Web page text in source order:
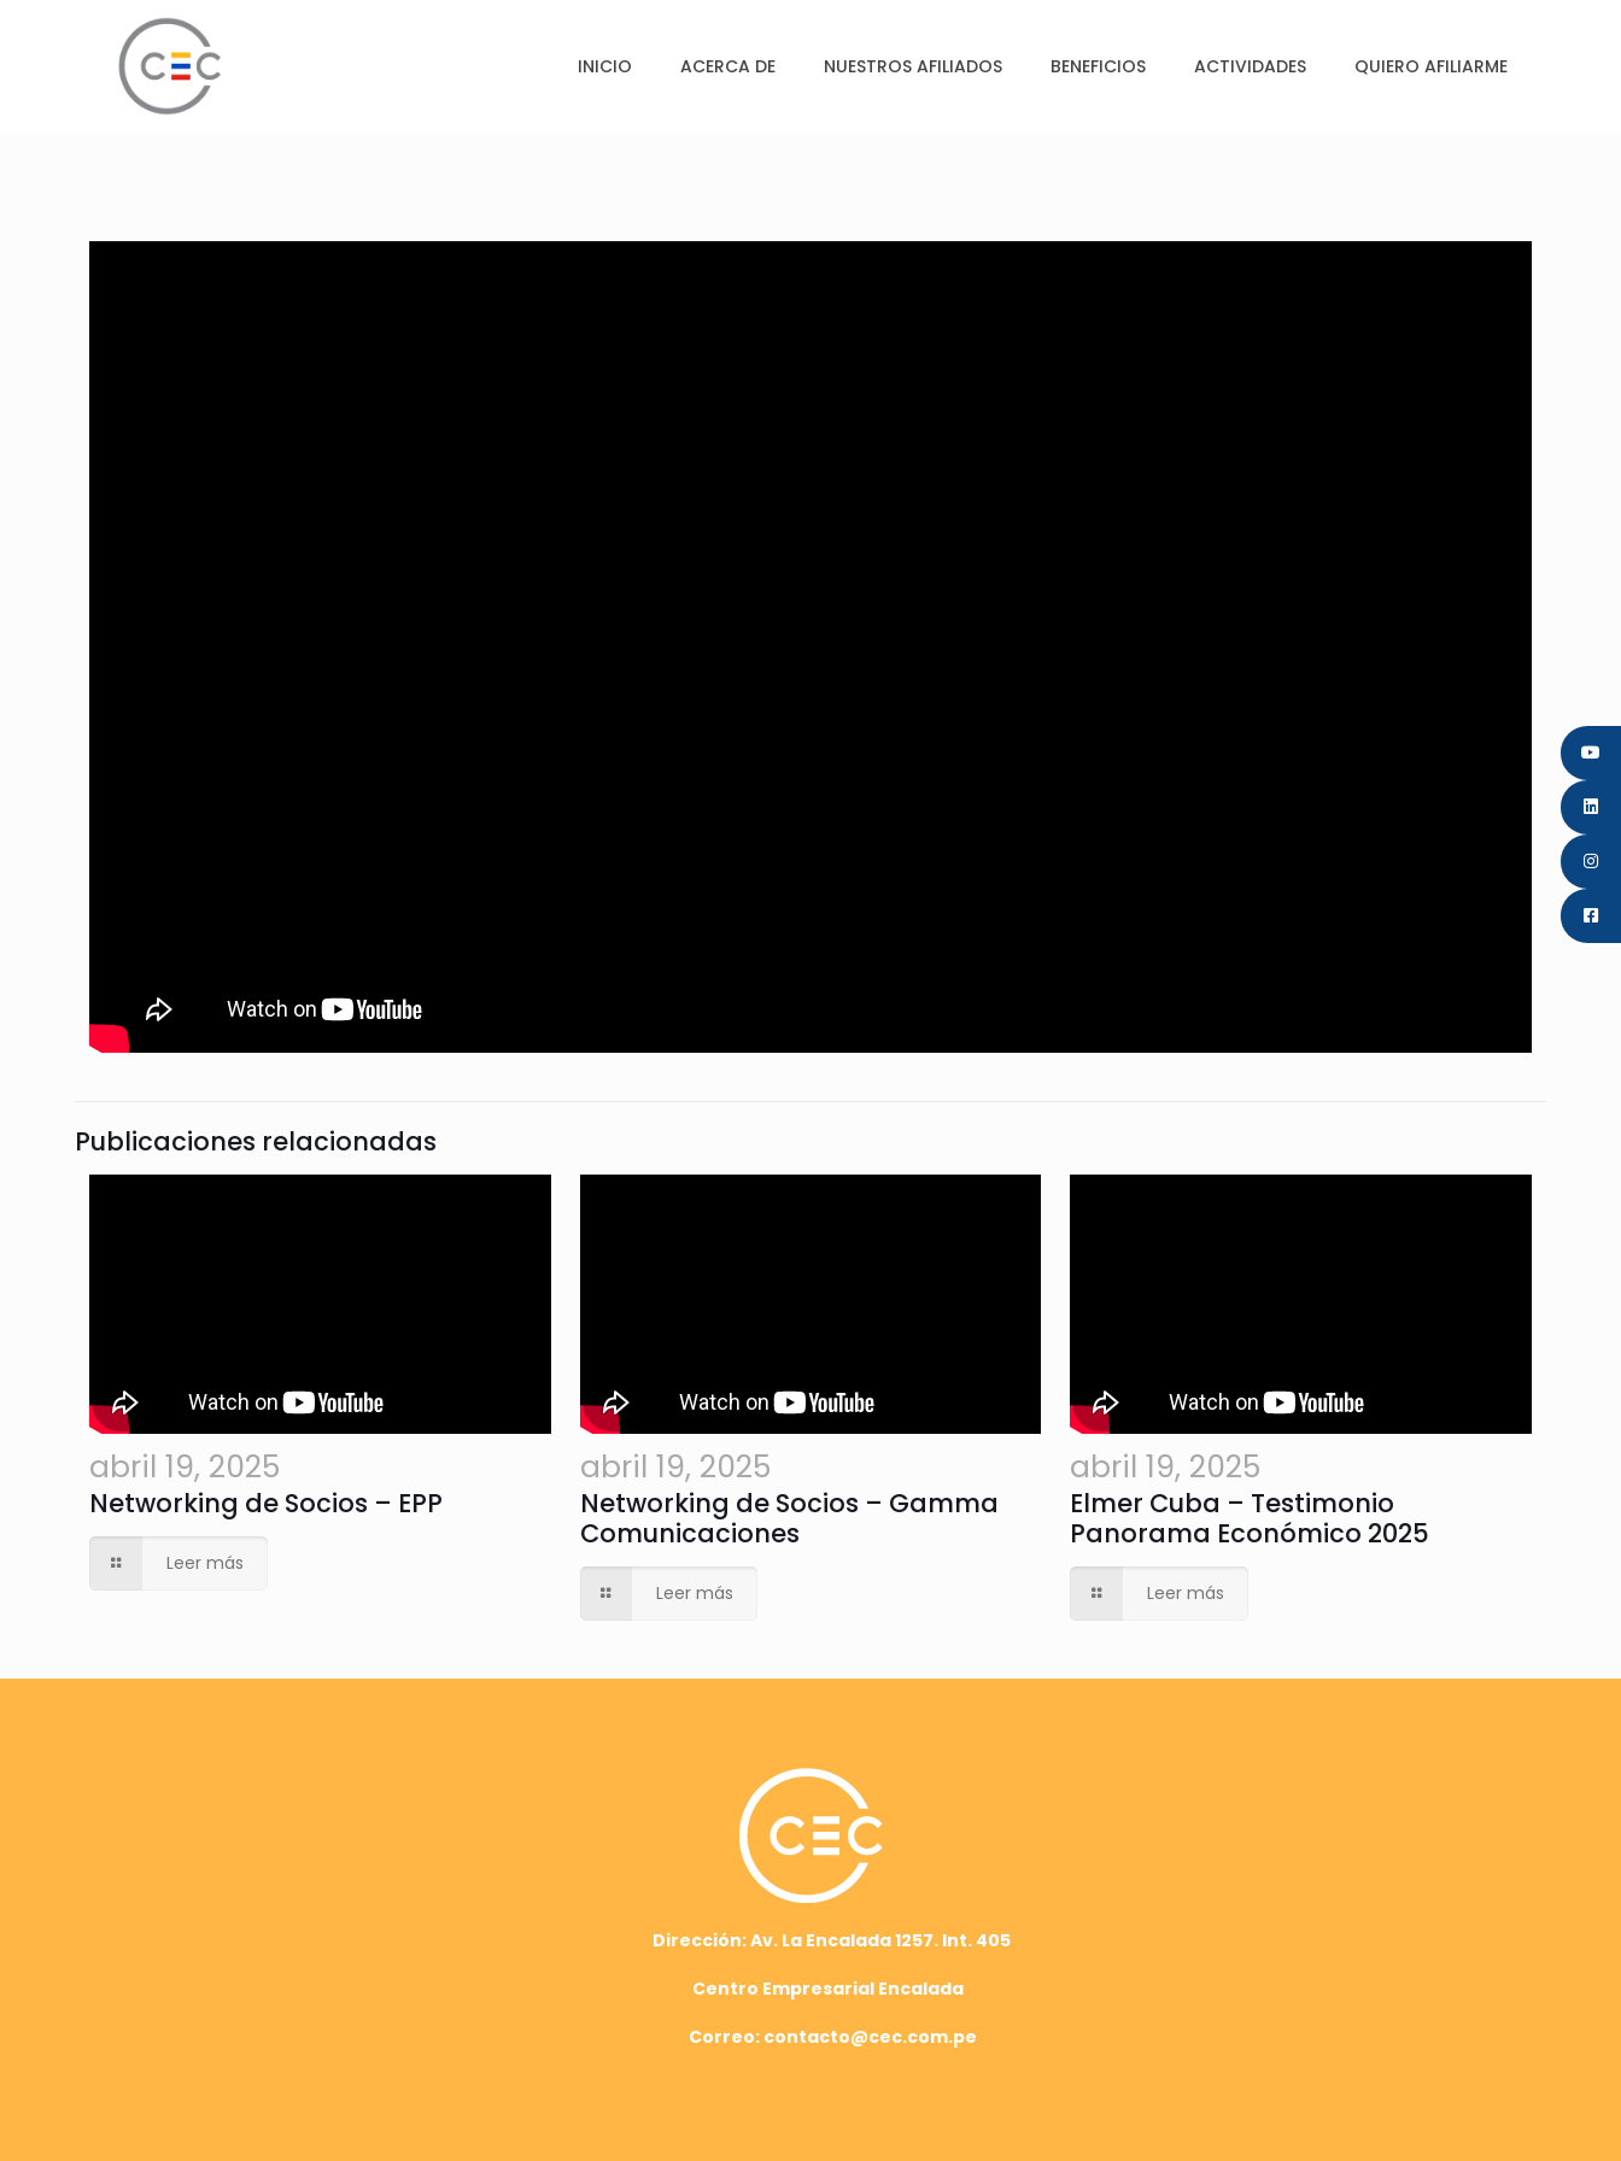
INICIO ACERCA DE NUESTROS AFILIADOS BENEFICIOS ACTIVIDADES QUIERO AFILIARME
Publicaciones relacionadas
abril 19, 2025
Networking de Socios – EPP
Leer más
abril 19, 2025
Networking de Socios – Gamma
Comunicaciones
Leer más
abril 19, 2025
Elmer Cuba – Testimonio
Panorama Económico 2025
Leer más
Dirección: Av. La Encalada 1257. Int. 405
Centro Empresarial Encalada
Correo: contacto@cec.com.pe